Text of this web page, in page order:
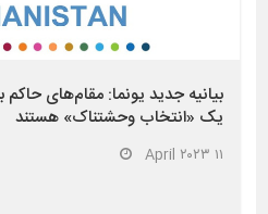
بیانیه جدید یونما: مقام‌های حاکم
یک «انتخاب وحشتناک» هستند
۱۱ April ۲۰۲۳